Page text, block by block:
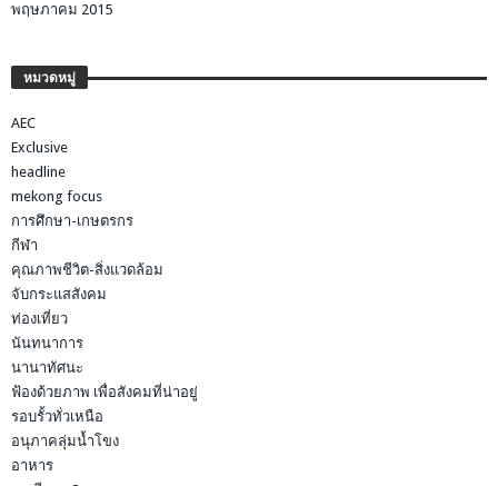
พฤษภาคม 2015
หมวดหมู่
AEC
Exclusive
headline
mekong focus
การศึกษา-เกษตรกร
กีฬา
คุณภาพชีวิต-สิ่งแวดล้อม
จับกระแสสังคม
ท่องเที่ยว
นันทนาการ
นานาทัศนะ
ฟ้องด้วยภาพ เพื่อสังคมที่น่าอยู่
รอบรั้วทั่วเหนือ
อนุภาคลุ่มน้ำโขง
อาหาร